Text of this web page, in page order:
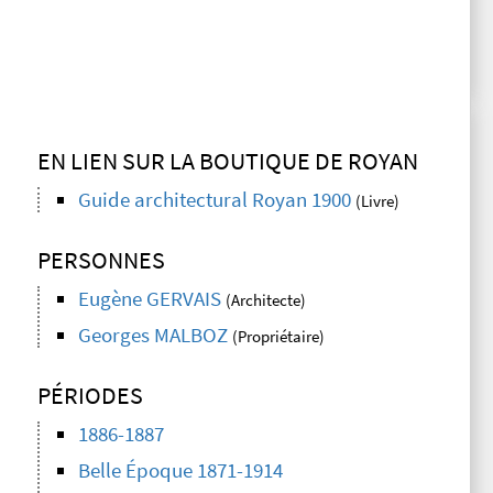
EN LIEN SUR LA BOUTIQUE DE ROYAN
Guide architectural Royan 1900 (Livre)
PERSONNES
Eugène GERVAIS (Architecte)
Georges MALBOZ (Propriétaire)
PÉRIODES
1886-1887
Belle Époque 1871-1914